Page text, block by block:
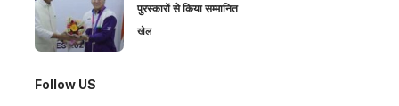
पुरस्कारों से किया सम्मानित
खेल
Follow US